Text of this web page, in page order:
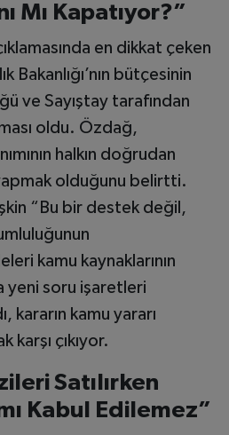
Mı Kapatıyor?”
en dikkat çeken
Bakanlığı’nın bütçesinin
ve Sayıştay tarafından
oldu. Özdağ,
halkın doğrudan
olduğunu belirtti.
“Bu bir destek değil,
kamu kaynaklarının
yeni soru işaretleri
kararın kamu yararı
karşı çıkıyor.
Satılırken
Kabul Edilemez”